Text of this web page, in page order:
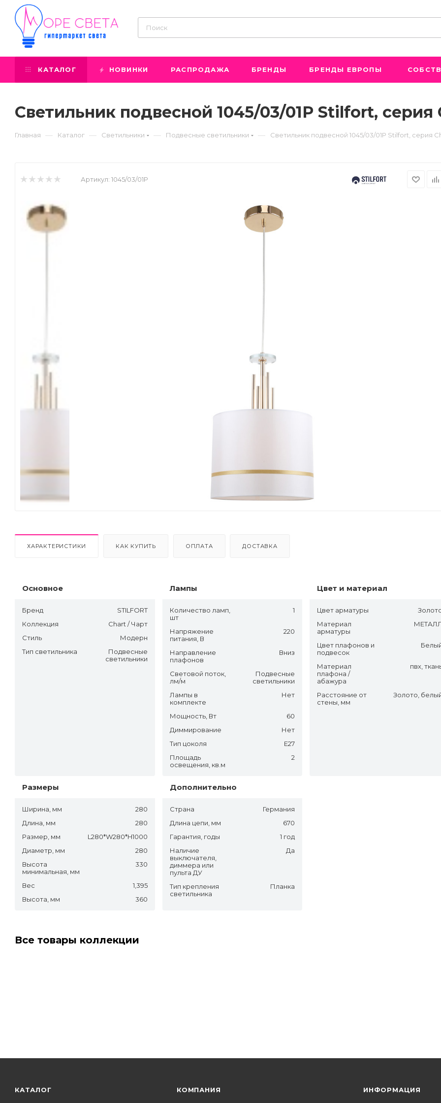
КАТАЛОГ НОВИНКИ РАСПРОДАЖА БРЕНДЫ БРЕНДЫ ЕВРОПЫ
Светильник подвесной 1045/03/01P Stilfort, серия
Главная — Каталог — Светильники — Подвесные светильники — Светильник подвесной 1045/03/01P Stilfort, серия
Артикул: 1045/03/01P
Prev
ХАРАКТЕРИСТИКИ КАК КУПИТЬ ОПЛАТА ДОСТАВКА
Основное
Бренд
STILFORT
Коллекция
Chart / Чарт
Стиль
Модерн
Тип светильника
Подвесные
светильники
Лампы
Количество ламп,
шт
1
Напряжение
питания, В
220
Направление
плафонов
Вниз
Световой поток,
лм/м
Подвесные
светильники
Лампы в
комплекте
Нет
Мощность, Вт
60
Диммирование
Нет
Тип цоколя
E27
Площадь
освещения, кв.м
2
Цвет и материал
Цвет арматуры
Материал
арматуры
Цвет плафонов и
подвесок
Материал
плафона /
абажура
пвх,
Расстояние от
стены, мм
Золото,
Размеры
Ширина, мм
280
Длина, мм
280
Размер, мм
L280*W280*H1000
Диаметр, мм
280
Высота
минимальная, мм
330
Вес
1,395
Высота, мм
360
Дополнительно
Страна
Германия
Длина цепи, мм
670
Гарантия, годы
1 год
Наличие
выключателя,
диммера или
пульта ДУ
Да
Тип крепления
светильника
Планка
Все товары коллекции
КАТАЛОГ КОМПАНИЯ ИНФОРМАЦИЯ